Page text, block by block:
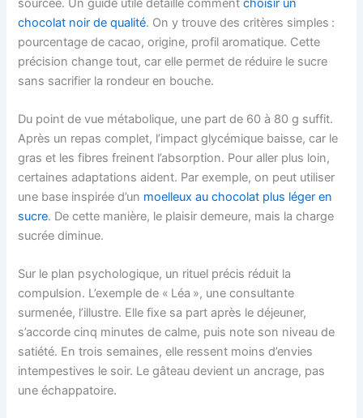
sourcée. Un guide utile détaille commentchoisir un
chocolat noir de qualité. On y trouve des critères simples :
pourcentage de cacao, origine, profil aromatique. Cette
précision change tout, car elle permet de réduire le sucre
sans sacrifier la rondeur en bouche.
Du point de vue métabolique, une part de 60 à 80 g suffit.
Après un repas complet, l’impact glycémique baisse, car le
gras et les fibres freinent l’absorption. Pour aller plus loin,
certaines adaptations aident. Par exemple, on peut utiliser
une base inspirée d’un moelleux au chocolat plus léger en
sucre. De cette manière, le plaisir demeure, mais la charge
sucrée diminue.
Sur le plan psychologique, un rituel précis réduit la
compulsion. L’exemple de « Léa », une consultante
surmenée, l’illustre. Elle fixe sa part après le déjeuner,
s’accorde cinq minutes de calme, puis note son niveau de
satiété. En trois semaines, elle ressent moins d’envies
intempestives le soir. Le gâteau devient un ancrage, pas
une échappatoire.